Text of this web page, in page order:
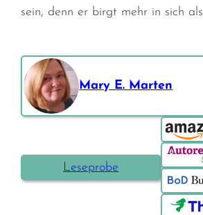
sein, denn er birgt mehr in sich
Mary E. Marten
Leseprobe